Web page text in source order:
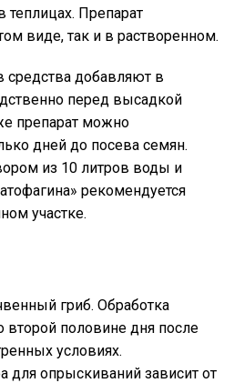
Препарат
виде, так и в растворенном.
средства добавляют в
перед высадкой
препарат можно
дней до посева семян.
из 10 литров воды и
рекомендуется
участке.
гриб. Обработка
второй половине дня после
условиях.
для опрыскиваний зависит от